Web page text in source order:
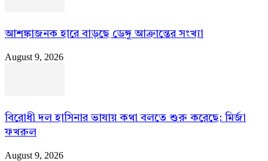
আশঙ্কাজনক হারে বাড়ছে ডেঙ্গু আক্রান্তের সংখ্যা
August 9, 2026
বিরোধী দল হাসিনার ভাষায় কথা বলতে শুরু করেছে: মির্জা
ফখরুল
August 9, 2026